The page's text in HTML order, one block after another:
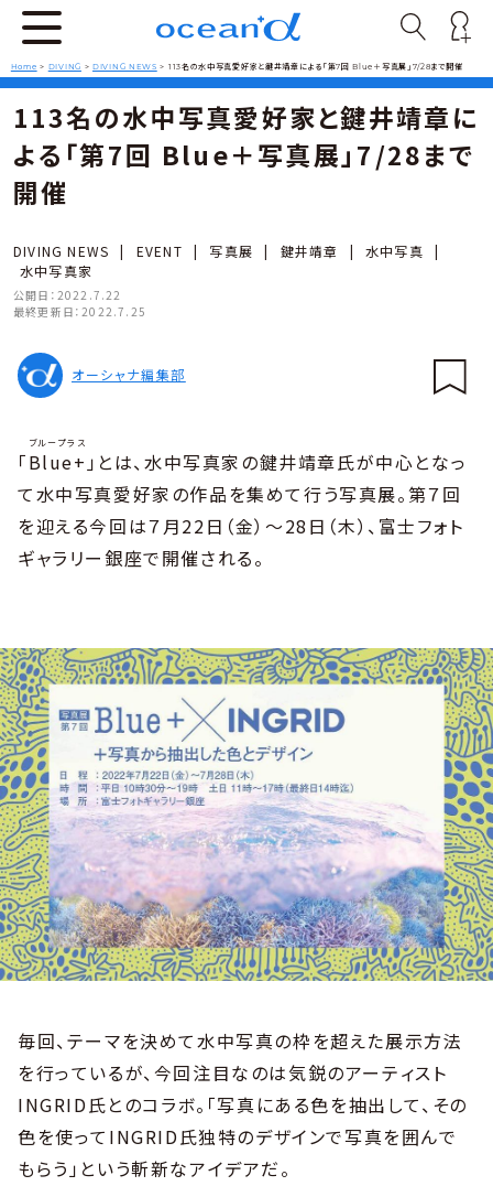
Home > DIVING >DIVING NEWS > 113名の水中写真愛好家と鍵井靖章による「第7回 Blue＋写真展」7/28まで開催
113名の水中写真愛好家と鍵井靖章に
よる「第7回 Blue＋写真展」7/28まで
開催
DIVING NEWS | EVENT | 写真展 | 鍵井靖章 | 水中写真
|
水中写真家
公開日： 2022.7.22
最終更新日： 2022.7.25
オーシャナ編集部
「Blue+
ブループラス
」とは、水中写真家の鍵井靖章氏が中心となっ
て水中写真愛好家の作品を集めて行う写真展。第７回
を迎える今回は７月22日（金）～28日（木）、富士フォト
ギャラリー銀座で開催される。
毎回、テーマを決めて水中写真の枠を超えた展示方法
を行っているが、今回注目なのは気鋭のアーティスト
INGRID氏とのコラボ。「写真にある色を抽出して、その
色を使ってINGRID氏独特のデザインで写真を囲んで
もらう」という斬新なアイデアだ。